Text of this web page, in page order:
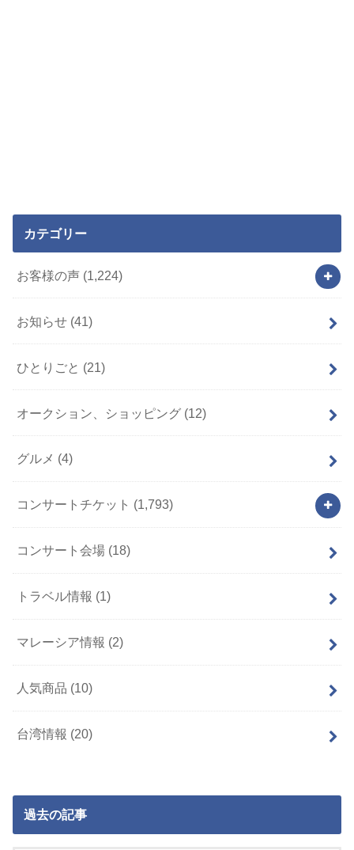
カテゴリー
お客様の声 (1,224)
お知らせ (41)
ひとりごと (21)
オークション、ショッピング (12)
グルメ (4)
コンサートチケット (1,793)
コンサート会場 (18)
トラベル情報 (1)
マレーシア情報 (2)
人気商品 (10)
台湾情報 (20)
過去の記事